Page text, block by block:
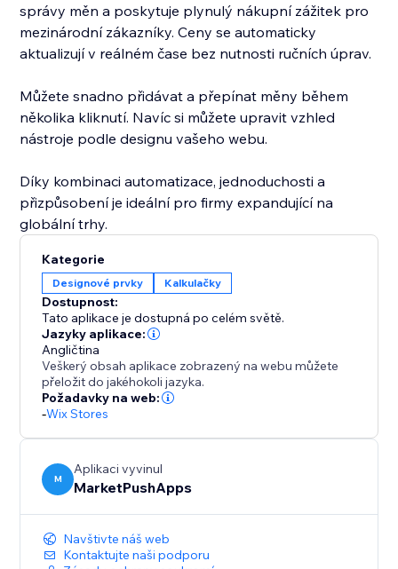
správy měn a poskytuje plynulý nákupní zážitek pro
mezinárodní zákazníky. Ceny se automaticky
aktualizují v reálném čase bez nutnosti ručních úprav.
Můžete snadno přidávat a přepínat měny během
několika kliknutí. Navíc si můžete upravit vzhled
nástroje podle designu vašeho webu.
Díky kombinaci automatizace, jednoduchosti a
přizpůsobení je ideální pro firmy expandující na
globální trhy.
Kategorie
Designové prvky Kalkulačky
Dostupnost:
Tato aplikace je dostupná po celém světě.
Jazyky aplikace:
Angličtina
Veškerý obsah aplikace zobrazený na webu můžete
přeložit do jakéhokoli jazyka.
Požadavky na web:
-Wix Stores
M
Aplikaci vyvinul
MarketPushApps
Navštivte náš web
Kontaktujte naši podporu